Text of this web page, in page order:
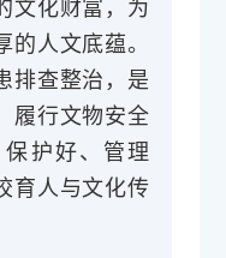
文化财富，为
人文底蕴。
排查整治，是
履行文物安全
保护好、管理
育人与文化传